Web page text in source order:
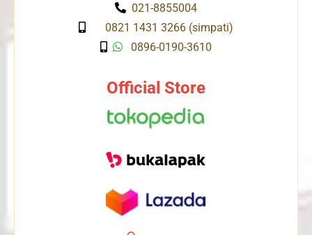
021-8855004
0821 1431 3266 (simpati)
0896-0190-3610
Official Store